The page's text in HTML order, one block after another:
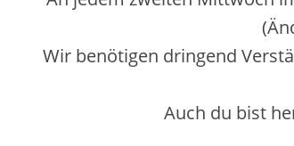
Wir benötigen dringend
Auch du bist